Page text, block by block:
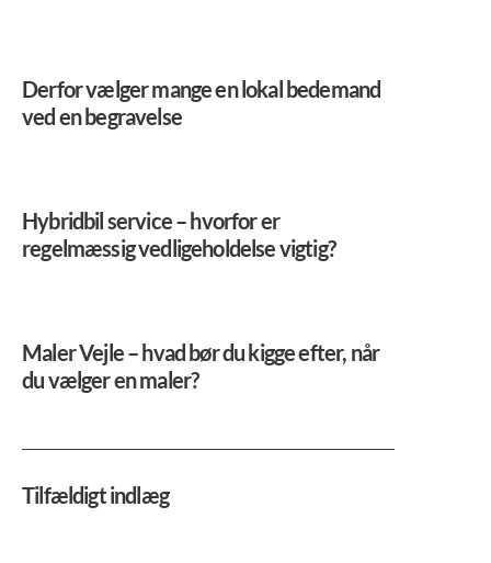
Derfor vælger mange en lokal bedemand
ved en begravelse
Hybridbil service – hvorfor er
regelmæssig vedligeholdelse vigtig?
Maler Vejle – hvad bør du kigge efter, når
du vælger en maler?
Tilfældigt indlæg